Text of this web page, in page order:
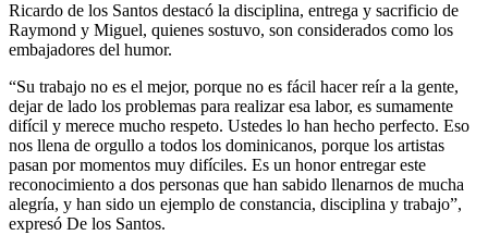
Ricardo de los Santos destacó la disciplina, entrega y sacrificio de
Raymond y Miguel, quienes sostuvo, son considerados como los
embajadores del humor.
“Su trabajo no es el mejor, porque no es fácil hacer reír a la gente,
dejar de lado los problemas para realizar esa labor, es sumamente
difícil y merece mucho respeto. Ustedes lo han hecho perfecto. Eso
nos llena de orgullo a todos los dominicanos, porque los artistas
pasan por momentos muy difíciles. Es un honor entregar este
reconocimiento a dos personas que han sabido llenarnos de mucha
alegría, y han sido un ejemplo de constancia, disciplina y trabajo”,
expresó De los Santos.